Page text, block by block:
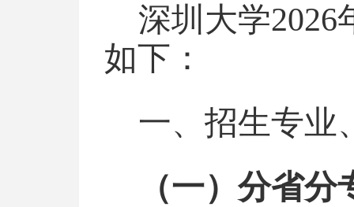
深圳大学2026
如下：
一、招生专业
（一）分省